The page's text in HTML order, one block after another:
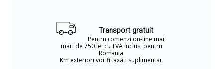
Transport gratuit
Pentru comenzi on-line mai
mari de 750 lei cu TVA inclus, pentru
Romania.
Km exteriori vor fi taxati suplimentar.